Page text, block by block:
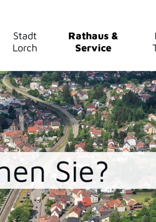
Stadt
Lorch
Rathaus &
Service